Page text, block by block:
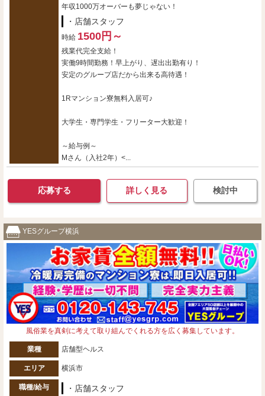
年収1000万オーバーも夢じゃない！
・店舗スタッフ
時給 1500円～
残業代完全支給！
実働9時間勤務！早上がり、遅出出勤有り！
安定のグループ店だから出来る高待遇！
1Rマンション寮無料入居可♪
大学生・専門学生・フリーター大歓迎！
～給与例～
Mさん（入社2年）<...
応募する 詳しく見る 検討中
YESグループ横浜
風俗業を真剣に考えて取り組んでくれる方を広く募集しています。
業種 店舗型ヘルス
エリア 横浜市
職種/給与 ・店舗スタッフ